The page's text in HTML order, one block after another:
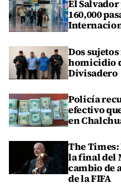
El
160,000
Dos
homicidio
Divisadero
Policía
efectivo
en
The
la final del
cambio de
de la FIFA